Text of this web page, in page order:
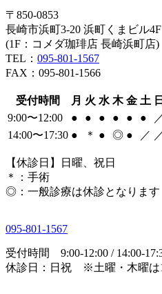
〒850-0853
長崎市浜町3-20 浜町くまビル4F
(1F：コメダ珈琲店 長崎浜町店)
TEL： 095-801-1567
FAX：095-801-1566
受付時間 月 火 水 木 金 土
9:00〜12:00
● ● ● ● ● ●
14:00〜17:30 ● ＊ ● ◎ ● ／
【休診日】日曜、祝日
＊
：手術
◎ ：一般診療は休診となります
095-801-1567
受付時間 9:00-12:00 / 14:00-
休診日：日祝 ※土曜・木曜は